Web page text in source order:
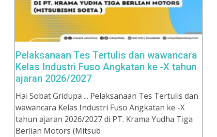
Pelaksanaan Tes Tertulis dan wawancara
Kelas Industri Fuso Angkatan ke -X tahun
ajaran 2026/2027
Hai Sobat Gridupa ... Pelaksanaan Tes Tertulis dan
wawancara Kelas Industri Fuso Angkatan ke -X
tahun ajaran 2026/2027 di PT. Krama Yudha Tiga
Berlian Motors (Mitsub